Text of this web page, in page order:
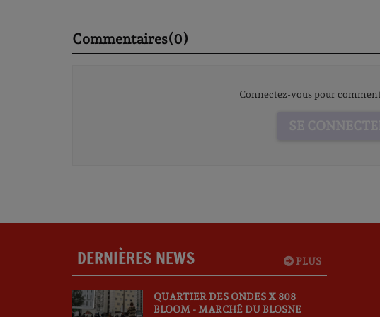
Commentaires(0)
Connectez-vous pour
PLUS
DERNIÈRES NEWS
QUARTIER DES ONDES X 808
BLOOM - MARCHÉ DU BLOSNE